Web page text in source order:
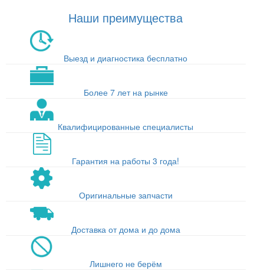
Наши преимущества
Выезд и диагностика бесплатно
Более 7 лет на рынке
Квалифицированные специалисты
Гарантия на работы 3 года!
Оригинальные запчасти
Доставка от дома и до дома
Лишнего не берём